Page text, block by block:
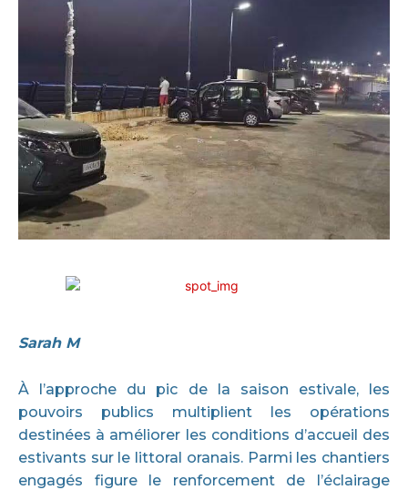
Sarah M
À l’approche du pic de la saison estivale, les
pouvoirs publics multiplient les opérations
destinées à améliorer les conditions d’accueil des
estivants sur le littoral oranais. Parmi les chantiers
engagés figure le renforcement de l’éclairage